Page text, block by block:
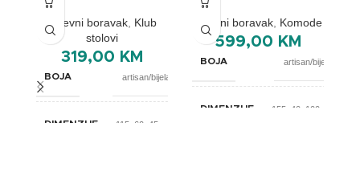
Dnevni boravak, Klub
stolovi
319,00 KM
BOJA artisan/bijela
DIMENZIJE 115x60x45cm
Dnevni boravak, Komode
599,00 KM
BOJA artisan/bijela
DIMENZIJE 155x40x100cm